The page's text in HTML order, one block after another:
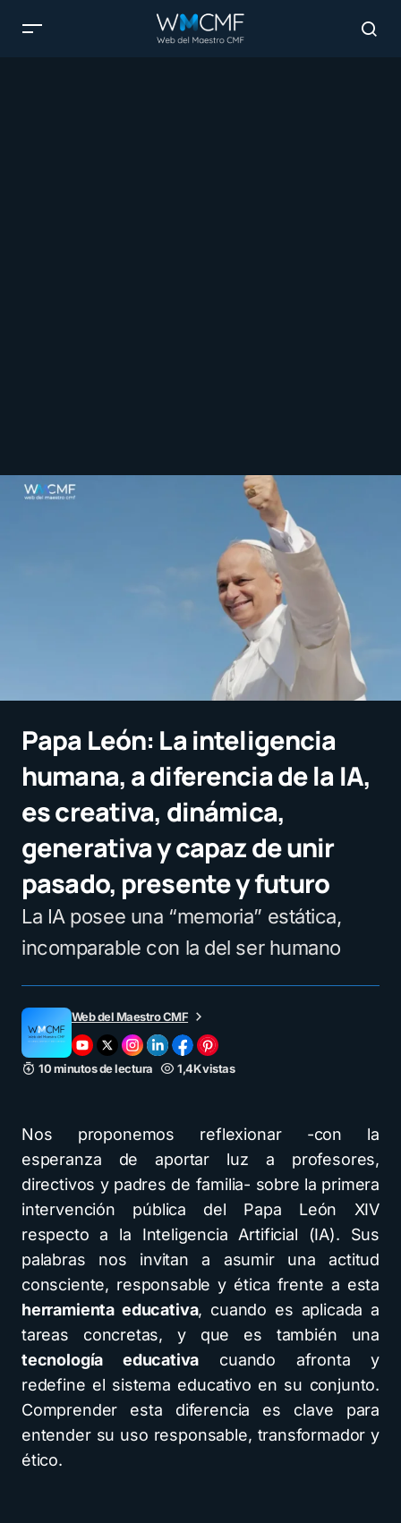
Papa León: La inteligencia
humana, a diferencia de la IA,
es creativa, dinámica,
generativa y capaz de unir
pasado, presente y futuro
La IA posee una “memoria” estática,
incomparable con la del ser humano
Web del Maestro CMF
10 minutos de lectura 1,4K vistas
Nos proponemos reflexionar -con la
esperanza de aportar luz a profesores,
directivos y padres de familia- sobre la primera
intervención pública del Papa León XIV
respecto a la Inteligencia Artificial (IA). Sus
palabras nos invitan a asumir una actitud
consciente, responsable y ética frente a esta
herramienta educativa, cuando es aplicada a
tareas concretas, y que es también una
tecnología educativa cuando afronta y
redefine el sistema educativo en su conjunto.
Comprender esta diferencia es clave para
entender su uso responsable, transformador y
ético.